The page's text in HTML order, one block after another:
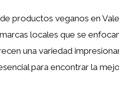
de productos veganos en
locales que se
una variedad
para encontrar la